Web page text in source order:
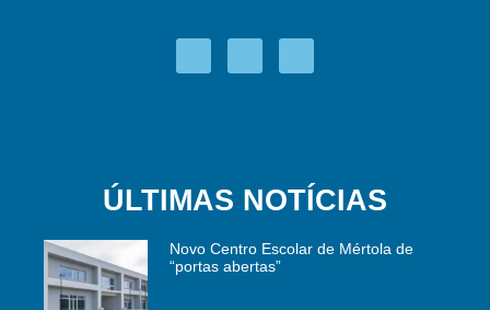
ÚLTIMAS NOTÍCIAS
Novo Centro Escolar de Mértola de
“portas abertas”